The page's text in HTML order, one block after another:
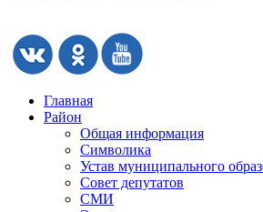
Главная
Район
Общая информация
Символика
Устав муниципального
Совет депутатов
СМИ